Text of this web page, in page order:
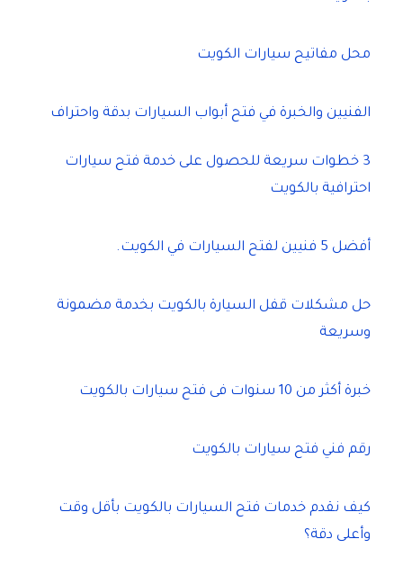
محل مفاتيح سيارات الكويت
الفنيين والخبرة في فتح أبواب السيارات بدقة واحتراف
3 خطوات سريعة للحصول على خدمة فتح سيارات
احترافية بالكويت
أفضل 5 فنيين لفتح السيارات في الكويت.
حل مشكلات قفل السيارة بالكويت بخدمة مضمونة
وسريعة
خبرة أكثر من 10 سنوات فى فتح سيارات بالكويت
رقم فني فتح سيارات بالكويت
كيف نقدم خدمات فتح السيارات بالكويت بأقل وقت
وأعلى دقة؟